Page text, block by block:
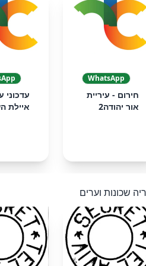
WhatsApp
חירום - עיריית
אור יהודה2
עדכוני
איילת
שכונות וערים